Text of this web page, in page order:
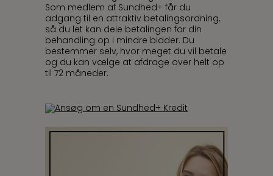
Som medlem af Sundhed+ får du
adgang til en attraktiv betalingsordning,
så du let kan dele betalingen for din
behandling op i mindre bidder. Du
bestemmer selv, hvor meget du vil betale
og du kan vælge at afdrage over helt op
til 72 måneder.